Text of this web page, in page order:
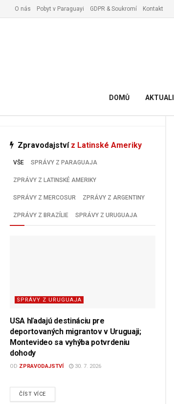
Vyřízení pobytu v Paraguay
Zpravodajství z Latinské Ameriky
VŠE SPRÁVY Z PARAGUAJA
ZPRÁVY Z LATINSKÉ AMERIKY
SPRÁVY Z MERCOSUR ZPRÁVY Z ARGENTINY
ZPRÁVY Z BRAZÍLIE SPRÁVY Z URUGUAJA
SPRÁVY Z URUGUAJA
USA hľadajú destináciu pre
deportovaných migrantov v Uruguaji;
Montevideo sa vyhýba potvrdeniu
dohody
OD ZPRAVODAJSTVÍ 30. 7. 2026
ČÍST VÍCEDETAILS
O nás Pobyt v Paraguayi GDPR & Soukromí Kontakt
DOMŮ